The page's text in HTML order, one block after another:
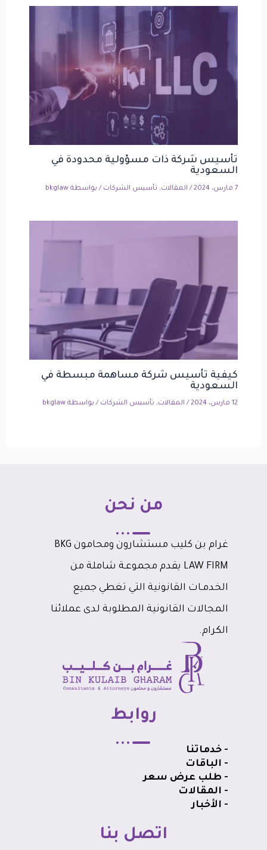
تأسيس شركة ذات مسؤولية محدودة في
السعودية
7 مارس، 2024 / المقالات, تأسيس الشركات / بواسطة bkglaw
كيفية تأسيس شركة مساهمة مبسطة في
السعودية
12 مارس، 2024 / المقالات, تأسيس الشركات / بواسطة bkglaw
من نحن
غرام بن كليب مستشارون ومحامون BKG
LAW FIRM يقدم مجموعـة شاملة من
الخدمـات القانونية التي تغطي جميع
المجالات القانونية المطلوبة لدى عملائنا
الكرام.
روابط
- خدماتنا
- الباقات
- طلب عرض سعر
- المقالات
- الأخبار
اتصل بنا